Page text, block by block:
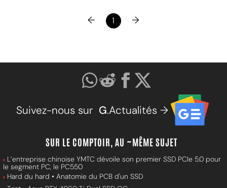
← 1 →
Suivez-nous sur G.Actualités →
SUR LE COMPTOIR, AU ~MÊME SUJET
L’entreprise chinoise YMTC dévoile son premier SSD PCIe 5.0 pour
le segment PC, le PC550
Hard du hard • Anatomie du PCB d'un SSD